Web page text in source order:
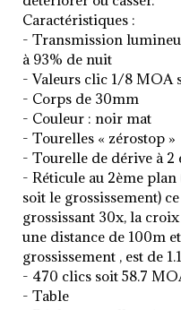
Caractéristiques :
- Transmission
à 93% de nuit
- Valeurs clic 1/8 MOA
- Corps de 30mm
- Couleur : noir mat
- Tourelles « zérostop »
- Tourelle de dérive à 2
- Réticule au 2ème
soit le grossissement)
grossissant 30x, la
une distance de 100m
grossissement , est de
- 470 clics soit 58.7
- Table